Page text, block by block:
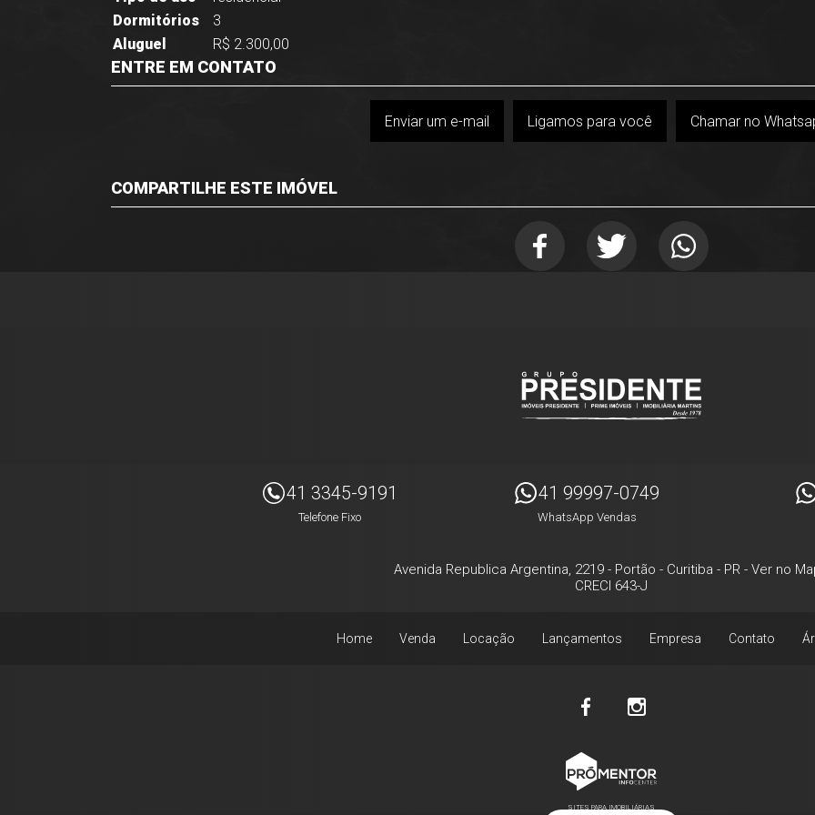
Dormitórios
3
Aluguel
R$ 2.300,00
ENTRE EM CONTATO
Enviar um e-mail Ligamos para você Chamar no
COMPARTILHE ESTE IMÓVEL
41 3345-9191
Telefone Fixo
41 99997-0749
WhatsApp Vendas
Avenida Republica Argentina, 2219 - Portão - Curitiba - PR - Ver no
CRECI 643-J
Home Venda Locação Lançamentos Empresa Contato
SITES PARA IMOBILIÁRIAS